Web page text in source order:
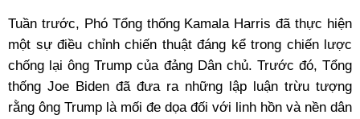
Tuần trước, Phó Tổng thống Kamala Harris đã thực hiện
một sự điều chỉnh chiến thuật đáng kể trong chiến lược
chống lại ông Trump của đảng Dân chủ. Trước đó, Tổng
thống Joe Biden đã đưa ra những lập luận trừu tượng
rằng ông Trump là mối đe dọa đối với linh hồn và nền dân